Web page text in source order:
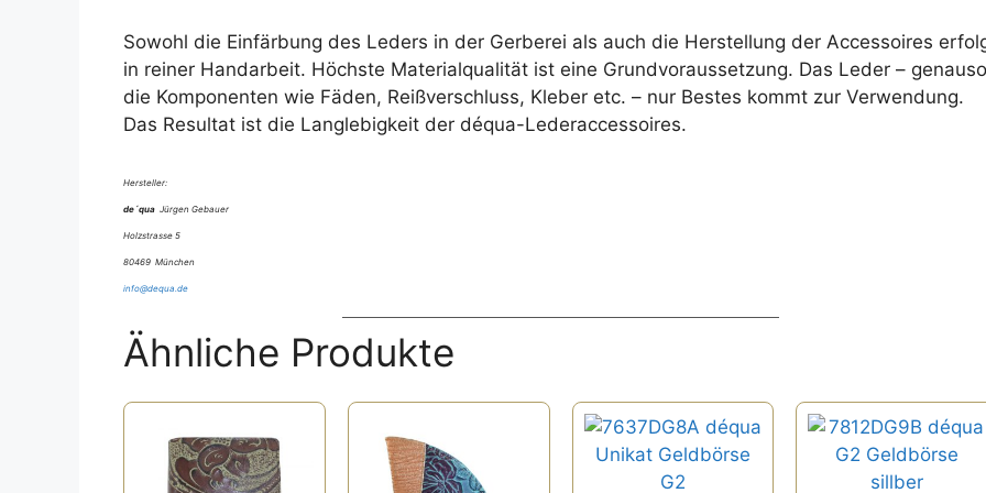
Sowohl die Einfärbung des Leders in der Gerberei als auch die Herstellung der Accessoires
in reiner Handarbeit. Höchste Materialqualität ist eine Grundvoraussetzung. Das Leder – genauso
die Komponenten wie Fäden, Reißverschluss, Kleber etc. – nur Bestes kommt zur Verwendung.
Das Resultat ist die Langlebigkeit der déqua-Lederaccessoires.
Hersteller:
de´qua Jürgen Gebauer
Holzstrasse 5
80469 München
info@dequa.de
Ähnliche Produkte